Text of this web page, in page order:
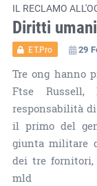
IL RECLAMO
Diritti
ET.Pro 29
Tre ong hanno
Ftse
responsabilità
il primo del
giunta militare
dei tre fornitori,
mld